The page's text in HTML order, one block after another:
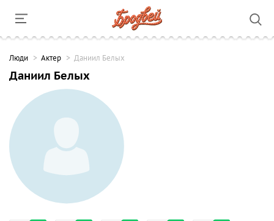
Люди Актер Даниил Белых
Даниил Белых